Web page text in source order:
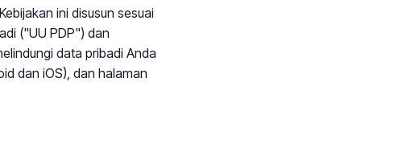
ini disusun sesuai
("UU PDP") dan
data pribadi Anda
dan iOS), dan halaman